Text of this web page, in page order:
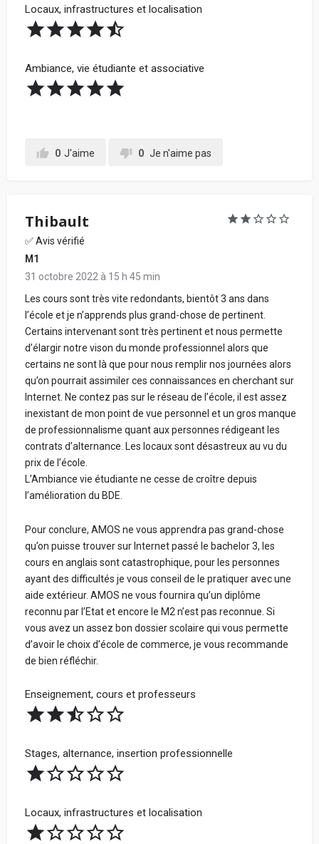
Locaux, infrastructures et localisation
Ambiance, vie étudiante et associative
0 J'aime 0 Je n'aime pas
Thibault
✅ Avis vérifié
M1
31 octobre 2022 à 15 h 45 min
Les cours sont très vite redondants, bientôt 3 ans dans
l’école et je n’apprends plus grand-chose de pertinent.
Certains intervenant sont très pertinent et nous permette
d’élargir notre vison du monde professionnel alors que
certains ne sont là que pour nous remplir nos journées alors
qu’on pourrait assimiler ces connaissances en cherchant sur
Internet. Ne contez pas sur le réseau de l’école, il est assez
inexistant de mon point de vue personnel et un gros manque
de professionnalisme quant aux personnes rédigeant les
contrats d’alternance. Les locaux sont désastreux au vu du
prix de l’école.
L’Ambiance vie étudiante ne cesse de croître depuis
l’amélioration du BDE.
Pour conclure, AMOS ne vous apprendra pas grand-chose
qu’on puisse trouver sur Internet passé le bachelor 3, les
cours en anglais sont catastrophique, pour les personnes
ayant des difficultés je vous conseil de le pratiquer avec une
aide extérieur. AMOS ne vous fournira qu’un diplôme
reconnu par l’Etat et encore le M2 n’est pas reconnue. Si
vous avez un assez bon dossier scolaire qui vous permette
d’avoir le choix d’école de commerce, je vous recommande
de bien réfléchir.
Enseignement, cours et professeurs
Stages, alternance, insertion professionnelle
Locaux, infrastructures et localisation